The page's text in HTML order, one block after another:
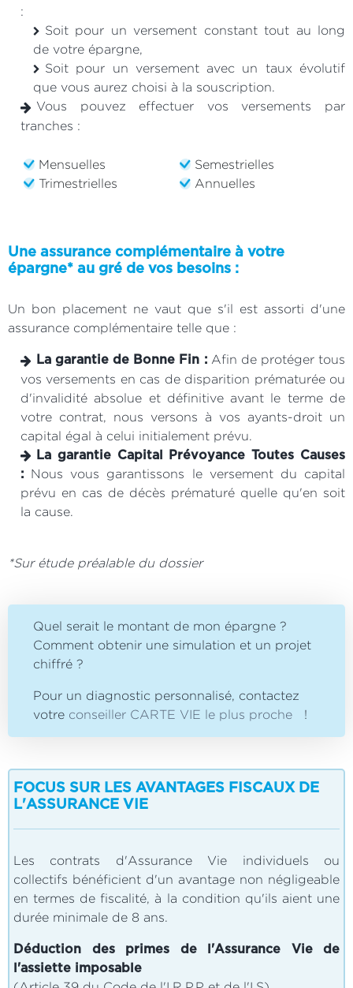
:
Soit pour un versement constant tout au long
de votre épargne,
Soit pour un versement avec un taux évolutif
que vous aurez choisi à la souscription.
Vous pouvez effectuer vos versements par
tranches :
Mensuelles
Trimestrielles
Semestrielles
Annuelles
Une assurance complémentaire à votre
épargne* au gré de vos besoins :
Un bon placement ne vaut que s'il est assorti d'une
assurance complémentaire telle que :
La garantie de Bonne Fin :Afin de protéger tous
vos versements en cas de disparition prématurée ou
d'invalidité absolue et définitive avant le terme de
votre contrat, nous versons à vos ayants-droit un
capital égal à celui initialement prévu.
La garantie Capital Prévoyance Toutes Causes
:
Nous vous garantissons le versement du capital
prévu en cas de décès prématuré quelle qu'en soit
la cause.
*Sur étude préalable du dossier
Quel serait le montant de mon épargne ?
Comment obtenir une simulation et un projet
chiffré ?
Pour un diagnostic personnalisé, contactez
votre conseiller CARTE VIE le plus proche !
FOCUS SUR LES AVANTAGES FISCAUX DE
L'ASSURANCE VIE
Les contrats d'Assurance Vie individuels ou
collectifs bénéficient d'un avantage non négligeable
en termes de fiscalité, à la condition qu'ils aient une
durée minimale de 8 ans.
Déduction des primes de l'Assurance Vie de
l'assiette imposable